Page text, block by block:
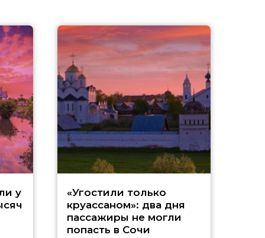
у
«Угостили только
круассаном»: два дня
пассажиры не могли
попасть в Сочи